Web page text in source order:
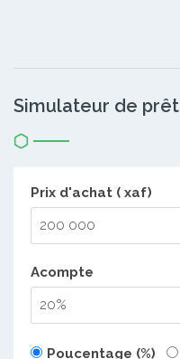
Simulateur de prêt
Prix d'achat ( xaf)
Acompte
Poucentage (%)